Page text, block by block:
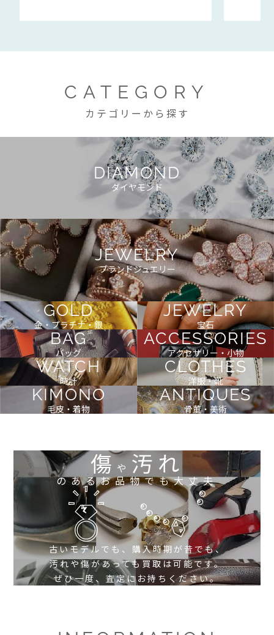
CATEGORY
カテゴリーから探す
DIAMOND
ダイヤモンド
JEWELRY
ブランドジュエリー
GOLD
金・プラチナ・銀
JEWELRY
宝石
BAG
バッグ
ACCESSORIES
アクセサリー・小物
WATCH
時計
CLOTHES
洋服・靴
KIMONO
毛皮・着物
ANTIQUES
骨董・美術
傷や 汚れ
のあるお品物でも大丈夫
古いモデルでも、購入時期が昔でも、
汚れや傷があっても買取は可能です。
ぜひ一度、査定にお持ちください。